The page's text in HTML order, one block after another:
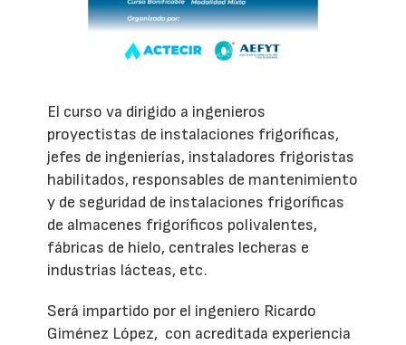
El curso va dirigido a ingenieros
proyectistas de instalaciones frigoríficas,
jefes de ingenierías, instaladores frigoristas
habilitados, responsables de mantenimiento
y de seguridad de instalaciones frigoríficas
de almacenes frigoríficos polivalentes,
fábricas de hielo, centrales lecheras e
industrias lácteas, etc.
Será impartido por el ingeniero Ricardo
Giménez López, con acreditada experiencia